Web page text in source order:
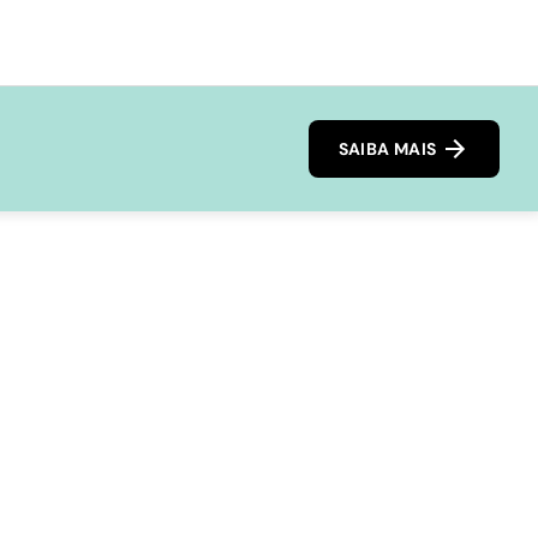
SAIBA MAIS